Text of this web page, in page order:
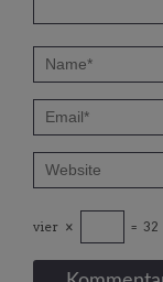
vier × = 32